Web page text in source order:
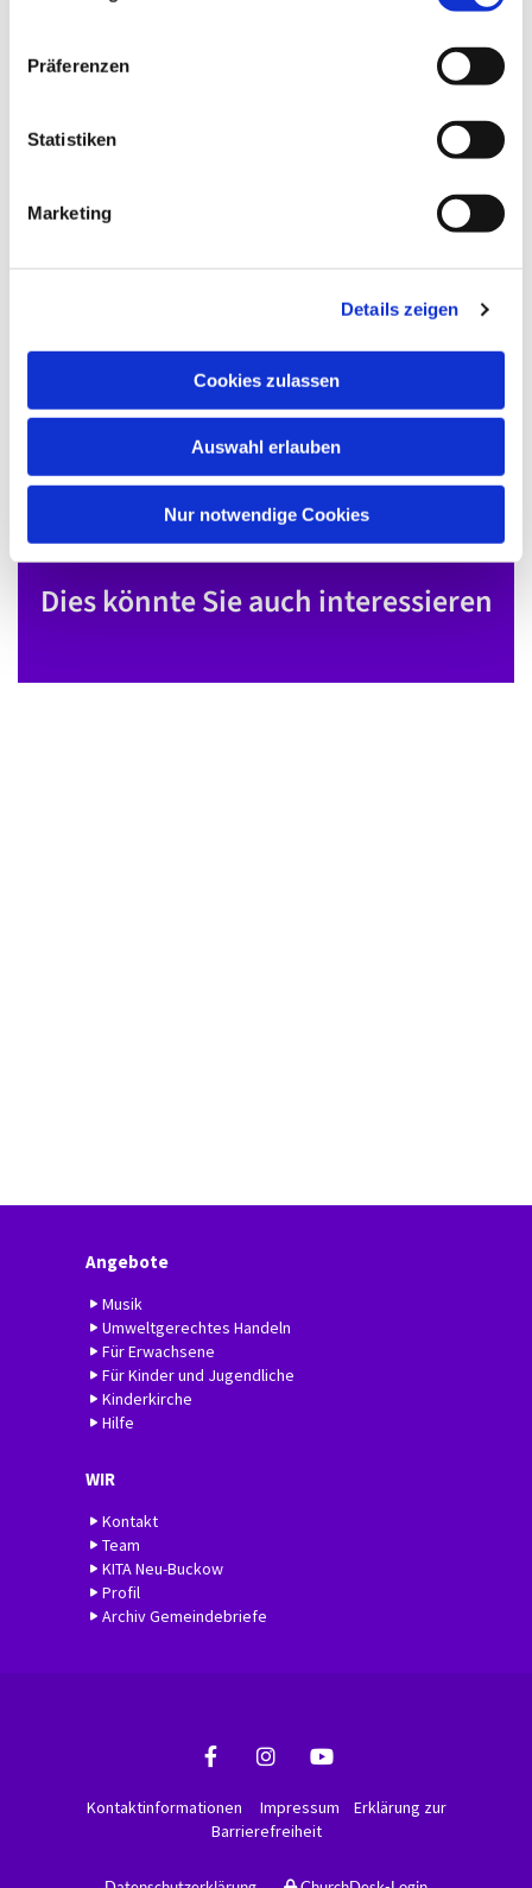
Präferenzen
Statistiken
Marketing
Details zeigen
Cookies zulassen
Auswahl erlauben
Nur notwendige Cookies
Dies könnte Sie auch interessieren
Angebote
Musik
Umweltgerechtes Handeln
Für Erwachsene
Für Kinder und Jugendliche
Kinderkirche
Hilfe
WIR
Kontakt
Team
KITA Neu-Buckow
Profil
Archiv Gemeindebriefe
Kontaktinformationen Impressum
Erklärung zur
Barrierefreiheit